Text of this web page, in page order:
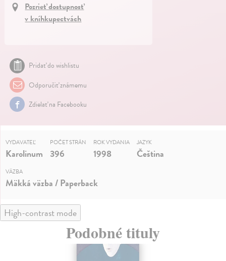
Pozrieť dostupnosť
v kníhkupectvách
Pridať do wishlistu
Odporučiť známemu
Zdielať na Facebooku
VYDAVATEĽ
Karolinum
POČET STRÁN
396
ROK VYDANIA
1998
JAZYK
Čeština
VÄZBA
Mäkká väzba / Paperback
High-contrast mode
Podobné tituly